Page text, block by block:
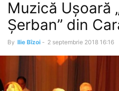
Muzică Uşoară
Şerban” din
By Ilie Bîzoi - 2 septembrie 2018 16:16